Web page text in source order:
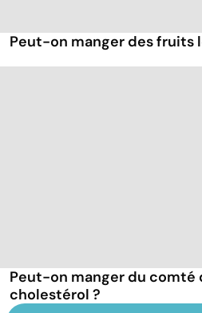
Peut-on manger des fruits
Peut-on manger du comté
cholestérol ?